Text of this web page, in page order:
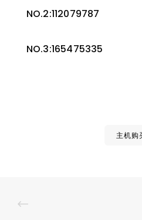
NO.2:112079787
NO.3:165475335
主机购